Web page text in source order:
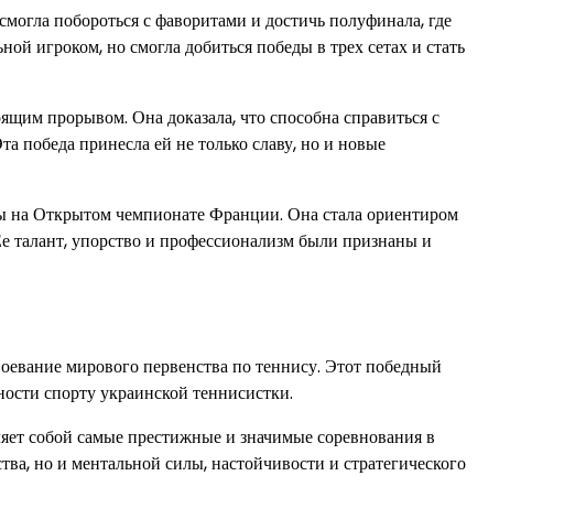
побороться с фаворитами и достичь полуфинала, где
игроком, но смогла добиться победы в трех сетах и стать
прорывом. Она доказала, что способна справиться с
победа принесла ей не только славу, но и новые
на Открытом чемпионате Франции. Она стала ориентиром
упорство и профессионализм были признаны и
мирового первенства по теннису. Этот победный
спорту украинской теннисистки.
собой самые престижные и значимые соревнования в
но и ментальной силы, настойчивости и стратегического